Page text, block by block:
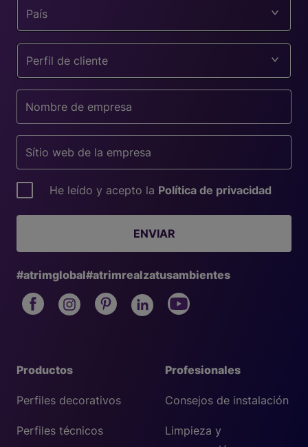
Profesionales
Consejos de instalación
Limpieza y
Productos
Perfiles decorativos
Perfiles técnicos
País
Perfil de cliente
He leído y acepto la Política de privacidad
ENVIAR
#atrimglobal#atrimrealzatusambientes